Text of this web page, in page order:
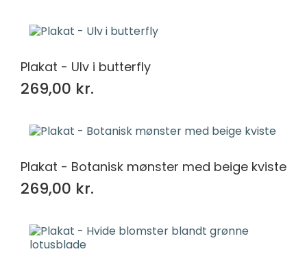
Plakat - Ulv i butterfly
269,00 kr.
Plakat - Botanisk mønster med beige kviste
269,00 kr.